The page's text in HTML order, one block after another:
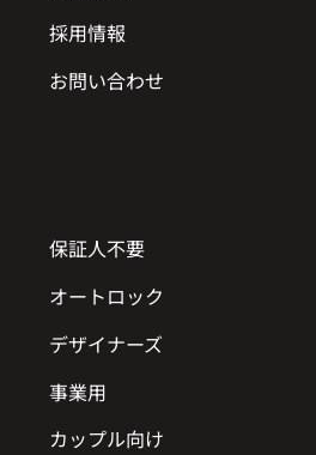
採用情報
お問い合わせ
保証人不要
オートロック
デザイナーズ
事業用
カップル向け